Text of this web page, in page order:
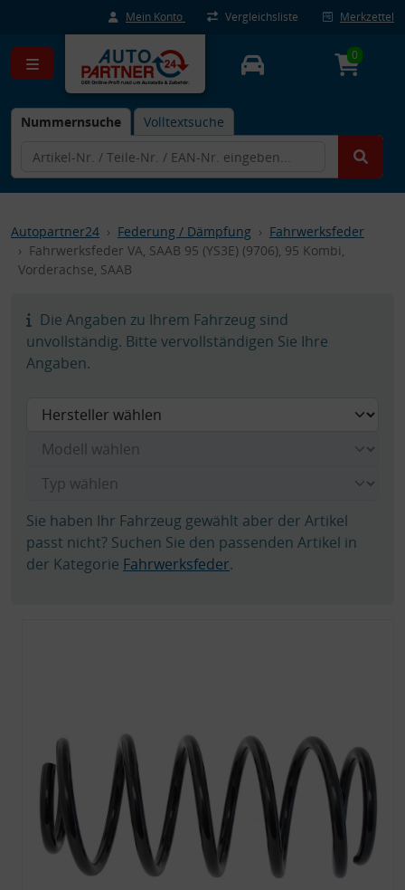
Mein Konto Vergleichsliste Merkzettel
Nummernsuche Volltextsuche
0
Autopartner24 Federung / Dämpfung
Fahrwerksfeder
Fahrwerksfeder VA, SAAB 95 (YS3E) (9706), 95 Kombi,
Vorderachse, SAAB
Die Angaben zu Ihrem Fahrzeug sind
unvollständig. Bitte vervollständigen Sie Ihre
Angaben.
Sie haben Ihr Fahrzeug gewählt aber der Artikel
passt nicht? Suchen Sie den passenden Artikel in
der Kategorie Fahrwerksfeder.